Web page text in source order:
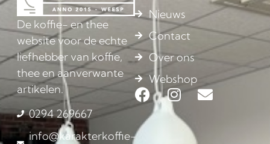
De koffie- en thee
website voor de echte
liefhebber van koffie,
thee en aanverwante
artikelen.
0294 269667
info@karakterkoffie-
Nieuws
Contact
Over ons
Webshop